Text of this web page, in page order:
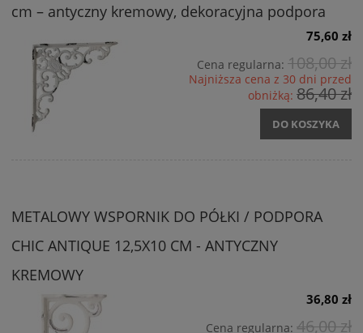
cm – antyczny kremowy, dekoracyjna podpora
75,60 zł
Cena regularna: 108,00 zł
Najniższa cena z 30 dni przed
obniżką: 86,40 zł
DO KOSZYKA
METALOWY WSPORNIK DO PÓŁKI / PODPORA
CHIC ANTIQUE 12,5X10 CM - ANTYCZNY
KREMOWY
36,80 zł
Cena regularna: 46,00 zł